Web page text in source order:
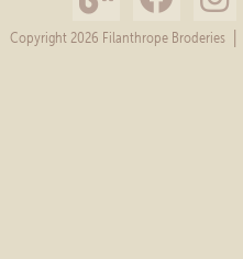
Copyright 2026 Filanthrope Broderies